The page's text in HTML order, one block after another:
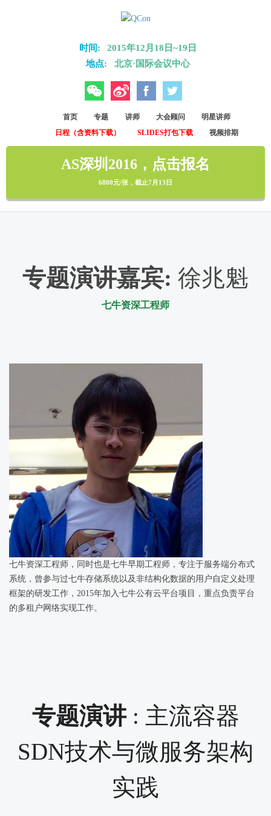
时间:
2015年12月18日~19日
地点:
北京·国际会议中心
微信 微博 Facebook
首页 专题 讲师 大会顾问
明星讲师
日程（含资料下载）
SLIDES打包下载 视频排期
AS深圳2016，点击报名
6800元/张，截止7月13日
专题演讲嘉宾: 徐兆魁
七牛资深工程师
七牛资深工程师，同时也是七牛早期工程师，专注于服务端分布式
系统，曾参与过七牛存储系统以及非结构化数据的用户自定义处理
框架的研发工作，2015年加入七牛公有云平台项目，重点负责平台
的多租户网络实现工作。
专题演讲 : 主流容器
SDN技术与微服务架构
实践